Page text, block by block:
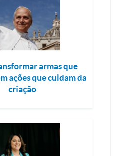
armas que
ações que cuidam da
criação